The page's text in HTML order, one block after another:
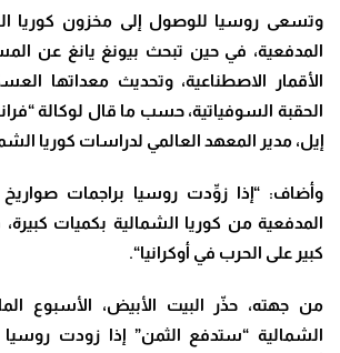
وتسعى روسيا للوصول إلى مخزون كوريا
المدفعية، في حين تبحث بيونغ يانغ عن
الأقمار الاصطناعية، وتحديث معداتها
الحقبة السوفياتية، حسب ما قال لوكالة
إيل، مدير المعهد العالمي لدراسات كوريا
وأضاف: “إذا زوِّدت روسيا براجمات
المدفعية من كوريا الشمالية بكميات
كبير على الحرب في أوكرانيا“.
من جهته، حذّر البيت الأبيض، الأسبوع
الشمالية “ستدفع الثمن” إذا زودت